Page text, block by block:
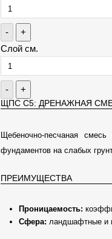
-
+
Слой см.
- +
ЩПС С5: ДРЕНАЖНАЯ
Щебеночно-песчаная
фундаментов на слабых
ПРЕИМУЩЕСТВА
Проницаемость:
Сфера: ландшафтные и